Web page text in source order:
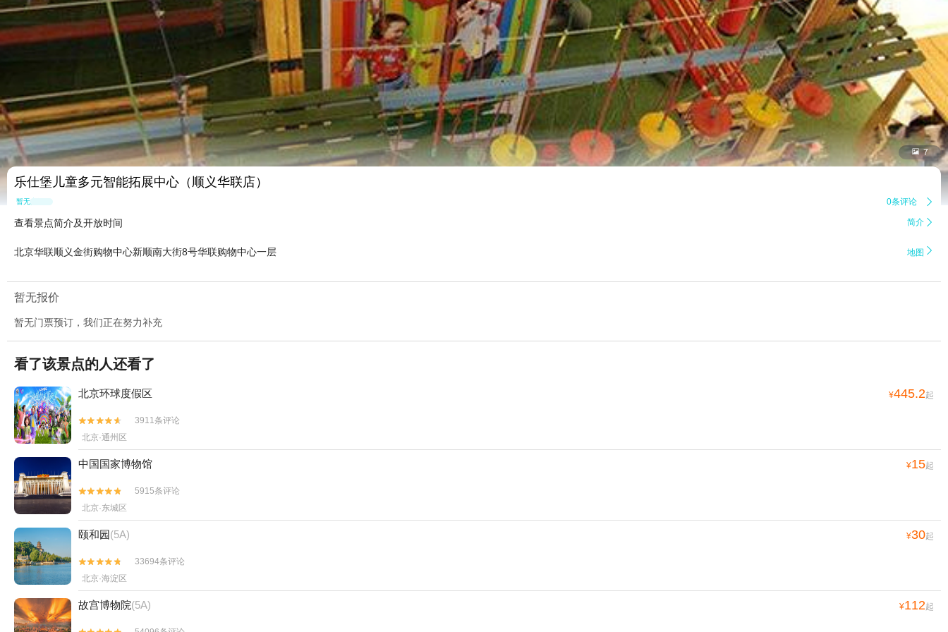
 7
乐仕堡儿童多元智能拓展中心（顺义华联店）
暂无点评 0条评论 
查看景点简介及开放时间 简介 
北京华联顺义金街购物中心新顺南大街8号华联购物中心一层 地图 
暂无报价
暂无门票预订，我们正在努力补充
看了该景点的人还看了
北京环球度假区 ¥445.2起


3911条评论
北京·通州区
中国国家博物馆 ¥15起


5915条评论
北京·东城区
颐和园(5A) ¥30起


33694条评论
北京·海淀区
故宫博物院(5A) ¥112起